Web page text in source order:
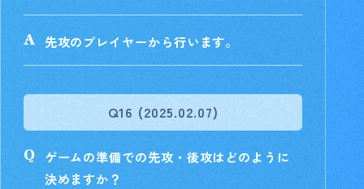
先攻のプレイヤーから行います。
Q16 (2025.02.07)
ゲームの準備での先攻・後攻はどのように
決めますか？